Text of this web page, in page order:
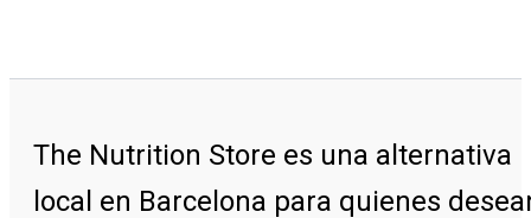
The Nutrition Store es una alternativa
local en Barcelona para quienes